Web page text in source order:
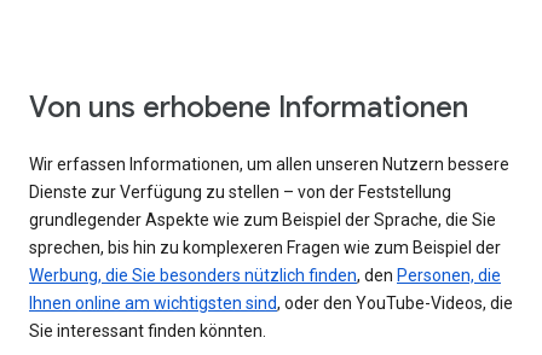
Von uns erhobene Informationen
Wir erfassen Informationen, um allen unseren Nutzern bessere
Dienste zur Verfügung zu stellen – von der Feststellung
grundlegender Aspekte wie zum Beispiel der Sprache, die Sie
sprechen, bis hin zu komplexeren Fragen wie zum Beispiel der
Werbung, die Sie besonders nützlich finden, den Personen, die
Ihnen online am wichtigsten sind, oder den YouTube-Videos, die
Sie interessant finden könnten.